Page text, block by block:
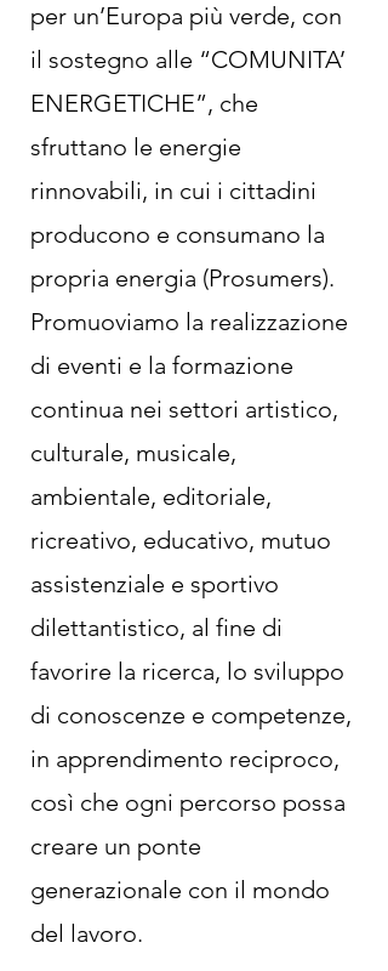
per un’Europa più verde, con
il sostegno alle “COMUNITA’
ENERGETICHE”, che
sfruttano le energie
rinnovabili, in cui i cittadini
producono e consumano la
propria energia (Prosumers).
Promuoviamo la realizzazione
di eventi e la formazione
continua nei settori artistico,
culturale, musicale,
ambientale, editoriale,
ricreativo, educativo, mutuo
assistenziale e sportivo
dilettantistico, al fine di
favorire la ricerca, lo sviluppo
di conoscenze e competenze,
in apprendimento reciproco,
così che ogni percorso possa
creare un ponte
generazionale con il mondo
del lavoro.